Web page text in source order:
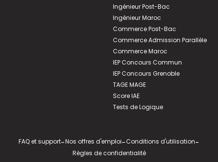
Ingénieur Post-Bac
Ingénieur Maroc
Commerce Post-Bac
Commerce Admission Parallèle
Commerce Maroc
IEP Concours Commun
IEP Concours Grenoble
TAGE MAGE
Score IAE
Tests de Logique
FAQ et support-Nos offres d'emploi-Conditions d'utilisation-
Règles de confidentialité